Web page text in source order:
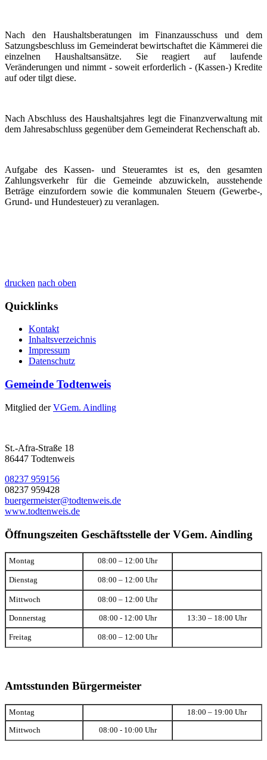
Nach den Haushaltsberatungen im Finanzausschuss und dem
Satzungsbeschluss im Gemeinderat bewirtschaftet die Kämmerei die
einzelnen Haushaltsansätze. Sie reagiert auf laufende
Veränderungen und nimmt - soweit erforderlich - (Kassen-) Kredite
auf oder tilgt diese.
Nach Abschluss des Haushaltsjahres legt die Finanzverwaltung mit
dem Jahresabschluss gegenüber dem Gemeinderat Rechenschaft ab.
Aufgabe des Kassen- und Steueramtes ist es, den gesamten
Zahlungsverkehr für die Gemeinde abzuwickeln, ausstehende
Beträge einzufordern sowie die kommunalen Steuern (Gewerbe-,
Grund- und Hundesteuer) zu veranlagen.
drucken nach oben
Quicklinks
Kontakt
Inhaltsverzeichnis
Impressum
Datenschutz
Gemeinde Todtenweis
Mitglied derVGem. Aindling
St.-Afra-Straße 18
86447 Todtenweis
08237 959156
08237 959428
buergermeister@todtenweis.de
www.todtenweis.de
Öffnungszeiten Geschäftsstelle der VGem. Aindling
Montag 08:00 – 12:00 Uhr
Dienstag 08:00 – 12:00 Uhr
Mittwoch 08:00 – 12:00 Uhr
Donnerstag 08:00 - 12:00 Uhr 13:30 – 18:00 Uhr
Freitag 08:00 – 12:00 Uhr
Amtsstunden Bürgermeister
Montag 18:00 – 19:00 Uhr
Mittwoch 08:00 - 10:00 Uhr